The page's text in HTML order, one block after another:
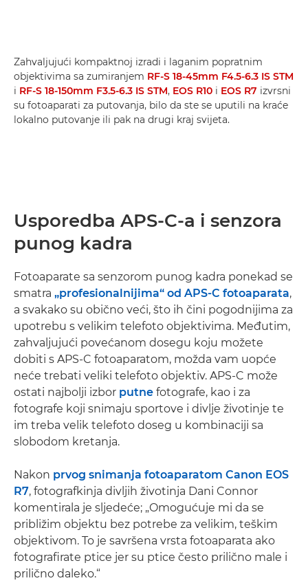
Zahvaljujući kompaktnoj izradi i laganim popratnim
objektivima sa zumiranjem RF-S 18-45mm F4.5-6.3 IS STM
i RF-S 18-150mm F3.5-6.3 IS STM, EOS R10 i EOS R7 izvrsni
su fotoaparati za putovanja, bilo da ste se uputili na kraće
lokalno putovanje ili pak na drugi kraj svijeta.
Usporedba APS-C-a i senzora
punog kadra
Fotoaparate sa senzorom punog kadra ponekad se
smatra „profesionalnijima“ od APS-C fotoaparata,
a svakako su obično veći, što ih čini pogodnijima za
upotrebu s velikim telefoto objektivima. Međutim,
zahvaljujući povećanom dosegu koju možete
dobiti s APS-C fotoaparatom, možda vam uopće
neće trebati veliki telefoto objektiv. APS-C može
ostati najbolji izbor putne fotografe, kao i za
fotografe koji snimaju sportove i divlje životinje te
im treba velik telefoto doseg u kombinaciji sa
slobodom kretanja.
Nakon prvog snimanja fotoaparatom Canon EOS
R7, fotografkinja divljih životinja Dani Connor
komentirala je sljedeće; „Omogućuje mi da se
približim objektu bez potrebe za velikim, teškim
objektivom. To je savršena vrsta fotoaparata ako
fotografirate ptice jer su ptice često prilično male i
prilično daleko.“